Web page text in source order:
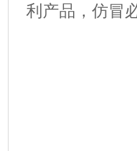
利产品，仿冒